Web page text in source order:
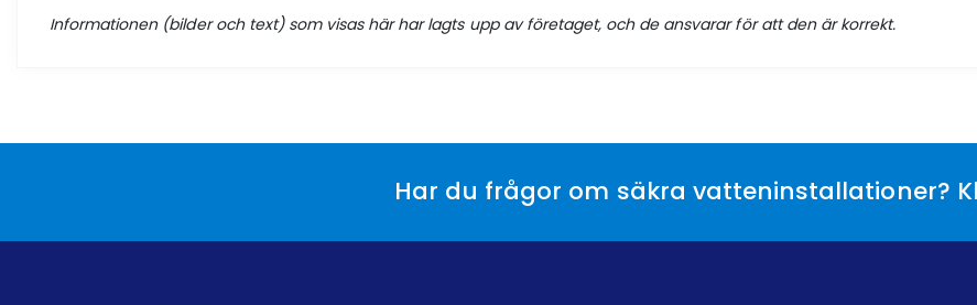
Informationen (bilder och text) som visas här har lagts upp av företaget, och de ansvarar för att den är korrekt.
Har du frågor om säkra vatteninstallationer?